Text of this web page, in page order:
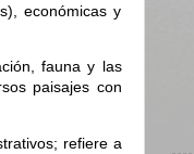
económicas y
fauna y las
paisajes con
refiere a